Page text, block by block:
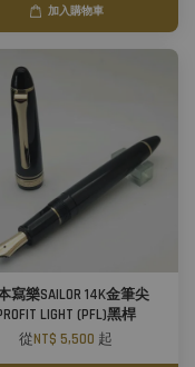
加入購物車
寫樂SAILOR 14K金筆尖
LIGHT (PFL)黑桿
從NT$ 5,500 起